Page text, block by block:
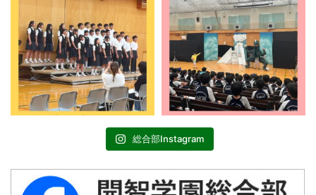
総合部Instagram